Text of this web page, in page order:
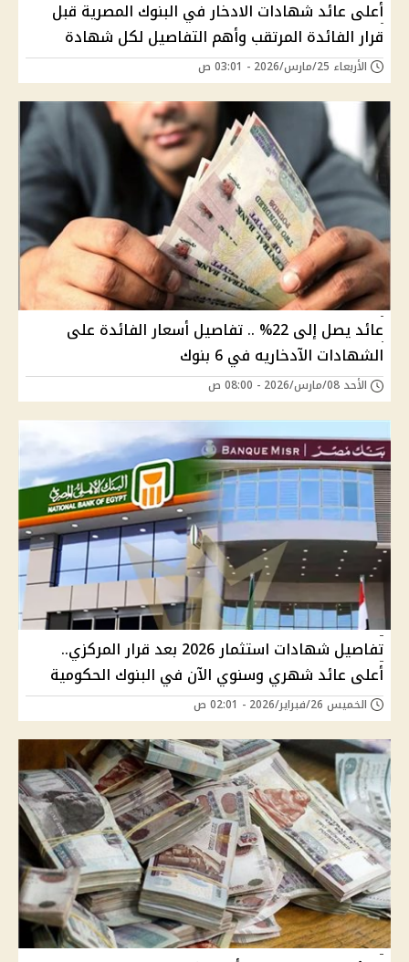
أعلى عائد شهادات الادخار في البنوك المصرية قبل
قرار الفائدة المرتقب وأهم التفاصيل لكل شهادة
الأربعاء 25/مارس/2026 - 03:01 ص
عائد يصل إلى 22% .. تفاصيل أسعار الفائدة على
الشهادات الآدخاريه في 6 بنوك
الأحد 08/مارس/2026 - 08:00 ص
تفاصيل شهادات استثمار 2026 بعد قرار المركزي..
أعلى عائد شهري وسنوي الآن في البنوك الحكومية
الخميس 26/فبراير/2026 - 02:01 ص